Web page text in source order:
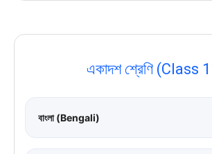
একাদশ শ্রেণি (Class
বাংলা (Bengali)